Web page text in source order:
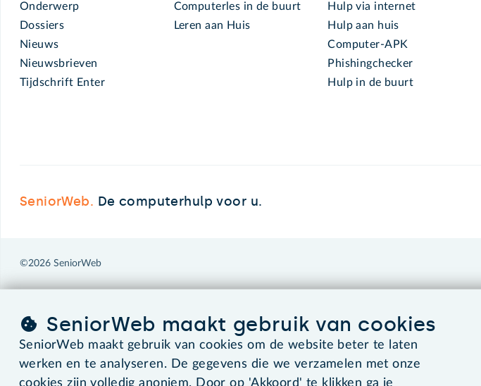
Onderwerp
Dossiers
Nieuws
Nieuwsbrieven
Tijdschrift Enter
Computerles in de buurt
Leren aan Huis
Hulp via internet
Hulp aan huis
Computer-APK
Phishingchecker
Hulp in de buurt
SeniorWeb. De computerhulp voor u.
©2026 SeniorWeb
SeniorWeb maakt gebruik van cookies
SeniorWeb maakt gebruik van cookies om de website beter te laten
werken en te analyseren. De gegevens die we verzamelen met onze
cookies zijn volledig anoniem. Door op 'Akkoord' te klikken ga je